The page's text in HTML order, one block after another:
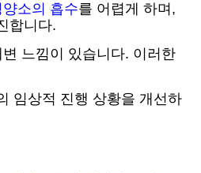
소의 흡수를 어렵게 하며,
합니다.
느낌이 있습니다. 이러한
임상적 진행 상황을 개선하